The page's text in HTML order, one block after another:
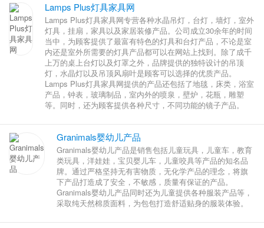
Lamps Plus灯具家具网
Lamps Plus灯具家具网专营各种水晶吊灯，台灯，墙灯，室外
灯具，挂扇，家具以及家居装修产品。公司成立30余年的时间
当中，为顾客提供了最富有特色的灯具和台灯产品，不论是室
内还是室外所需要的灯具产品都可以在网站上找到。除了成千
上万的桌上台灯以及灯罩之外，品牌提供的独特设计的吊顶
灯，水晶灯以及吊顶风扇叶是顾客可以选择的优质产品。
Lamps Plus灯具家具网提供的产品还包括了地毯，床类，浴室
产品，钟表，玻璃制品，室内外的喷泉，壁炉，花瓶，雕塑
等。同时，还为顾客提供各种尺寸，不同功能的镜子产品。
Granimals婴幼儿产品
Granimals婴幼儿产品是销售包括儿童玩具，儿童车，教育
类玩具，洋娃娃，宝贝婴儿车，儿童咬具等产品的知名品
牌。通过严格坚持无有害物质，无化学产品的理念，将旗
下产品打造成了安全，不敏感，质量有保证的产品。
Granimals婴幼儿产品同时还为儿童提供各种服装产品等，
采取纯天然棉质面料，为包包打造舒适贴身的服装体验。